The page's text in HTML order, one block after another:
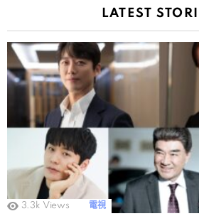
LATEST
3.3k Views 電視